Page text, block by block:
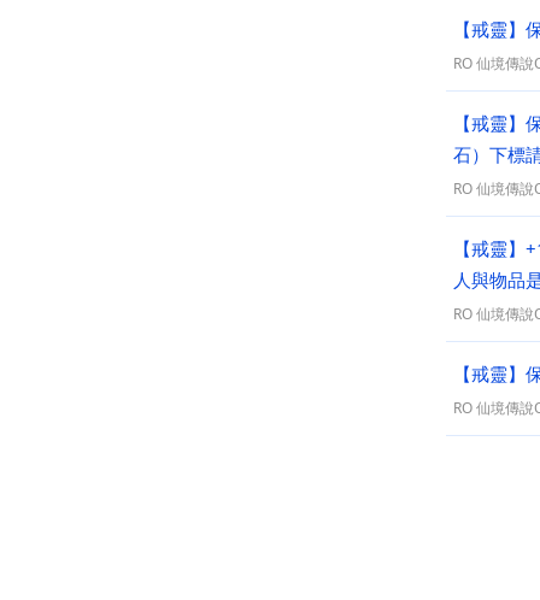
RO 仙境傳
【戒靈】
石）下標
RO 仙境傳
【戒靈
人與物品
RO 仙境傳
【戒靈】
RO 仙境傳